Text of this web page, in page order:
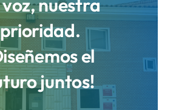
voz, nuestra
prioridad.
el
juntos!